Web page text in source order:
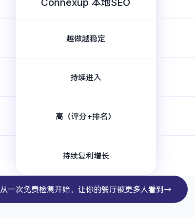
Connexup 本地SEO
越做越稳定
持续进入
高（评分+排名）
持续复利增长
从一次免费检测开始，让你的餐厅被更多人看到→